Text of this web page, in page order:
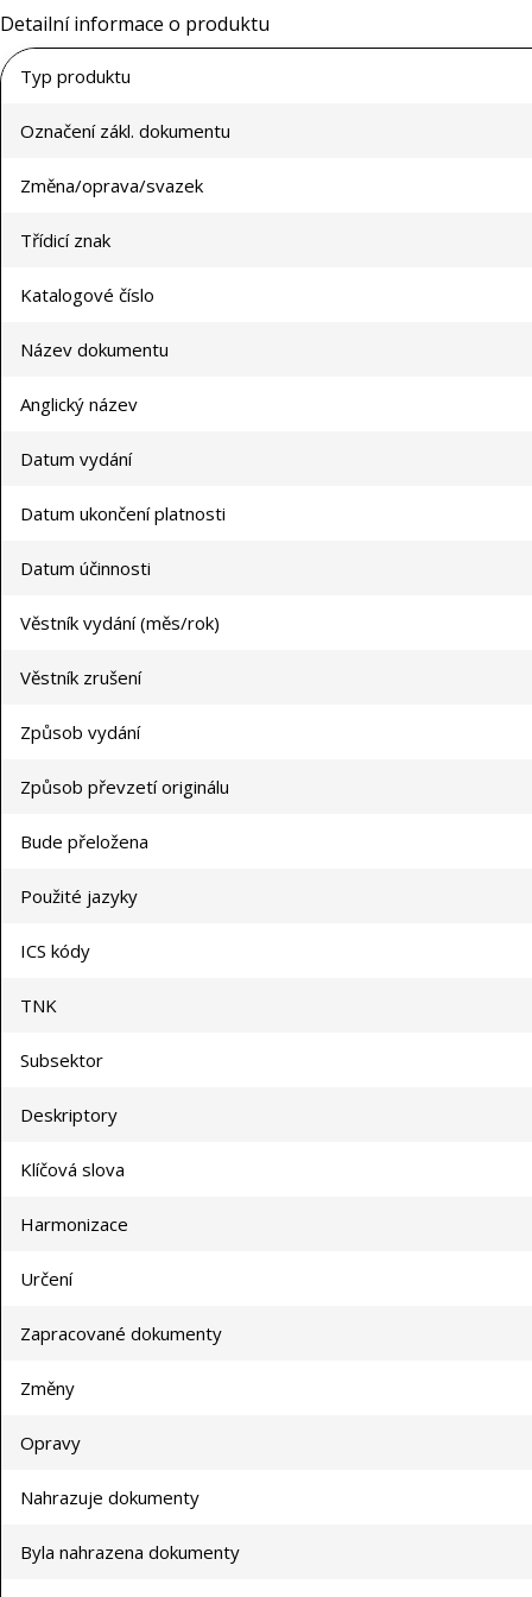
Detailní informace o produktu
Typ produktu
Označení zákl. dokumentu
Změna/oprava/svazek
Třídicí znak
Katalogové číslo
Název dokumentu
Anglický název
Datum vydání
Datum ukončení platnosti
Datum účinnosti
Věstník vydání (měs/rok)
Věstník zrušení
Způsob vydání
Způsob převzetí originálu
Bude přeložena
Použité jazyky
ICS kódy
TNK
Subsektor
Deskriptory
Klíčová slova
Harmonizace
Určení
Zapracované dokumenty
Změny
Opravy
Nahrazuje dokumenty
Byla nahrazena dokumenty